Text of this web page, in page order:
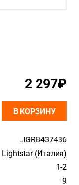
LIGRB437436
Lightstar (Италия)
1-2
9
2 297₽
В КОРЗИНУ